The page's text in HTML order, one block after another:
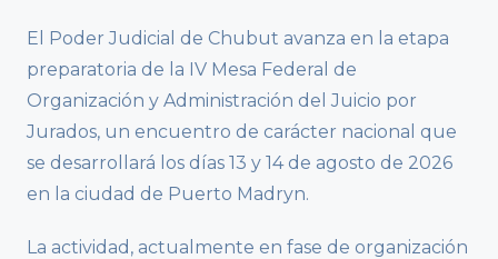
El Poder Judicial de Chubut avanza en la etapa
preparatoria de la IV Mesa Federal de
Organización y Administración del Juicio por
Jurados, un encuentro de carácter nacional que
se desarrollará los días 13 y 14 de agosto de 2026
en la ciudad de Puerto Madryn.
La actividad, actualmente en fase de organización